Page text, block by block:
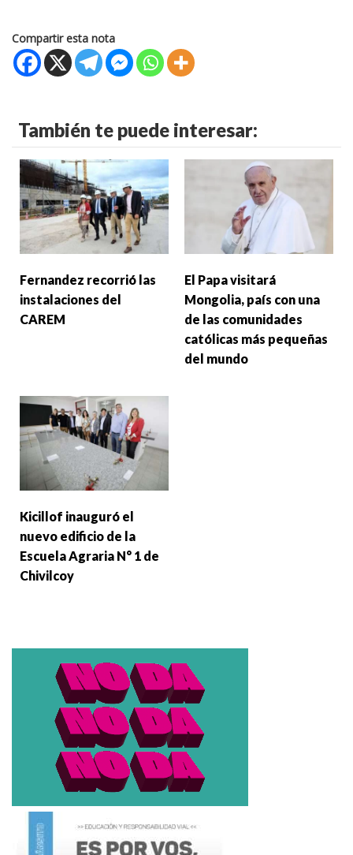
Compartir esta nota
También te puede interesar:
Fernandez recorrió las
instalaciones del
CAREM
El Papa visitará
Mongolia, país con una
de las comunidades
católicas más pequeñas
del mundo
Kicillof inauguró el
nuevo edificio de la
Escuela Agraria N° 1 de
Chivilcoy